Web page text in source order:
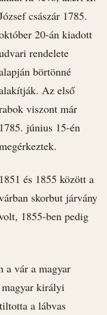
császár 1785.
20-án kiadott
rendelete
börtönné
Az első
viszont már
1785. június 15-én
1851 és 1855 között a
skorbut járvány
1855-ben pedig
a vár a magyar
királyi
a lábvas